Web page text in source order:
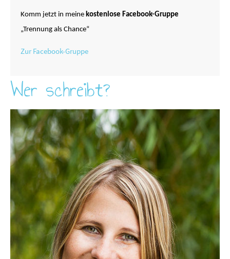
Komm jetzt in meine kostenlose Facebook-Gruppe
„Trennung als Chance“
Zur Facebook-Gruppe
Wer schreibt?